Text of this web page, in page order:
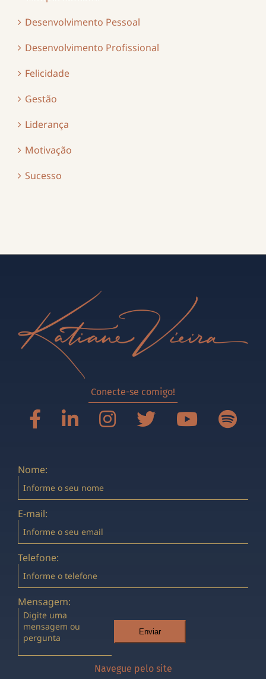
Desenvolvimento Pessoal
Desenvolvimento Profissional
Felicidade
Gestão
Liderança
Motivação
Sucesso
Conecte-se comigo!
Nome:
E-mail:
Telefone:
Mensagem:
Enviar
Navegue pelo site